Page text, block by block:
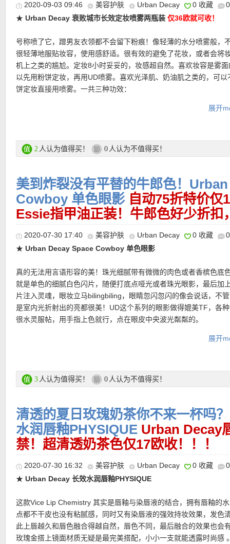
★Flaconi其他优惠码点此查看
提醒一下，购物车里不要同时有特价和正价商品，这样会导致优惠
天内转账就行
★ 新用户全场大部分正价商品15%优惠码 ：SEPT15NEW，最低
★ 新老用户全场85折优惠码：FALL15，最低消费39欧，不可和其
惠码叠加，有效期至9月13日！
★ 购物满59欧输入优惠码：3VON10 ，赠品十选三，有效期至9月
★ 购物满59欧输入优惠码：TVTIME，免费送12个月TVNOW会员
至9月13日！
★【Douglas大量给力赠品优惠码见此】
★【Douglas中文图文导购教程 点击这里查看】
2020-09-03 09:46 美容护肤 Urban Decay 0 收藏
★ Urban Decay 衰败城市长效定妆喷雾两瓶装 仅36欧就可收！
号称喷了它，蹭男友衣领都不会留下粉痕！像轻薄的水分喷雾般，
很轻薄地服贴妆容，使用感舒适。很有效的避免了花妆，或者会将
机上之类的尴尬。定妆8小时妥妥的，妆感超自然。喜欢妆容是雾
以先用粉饼定妆，再用UD喷雾。喜欢光泽肌、奶油肌之类的，可以
饼定妆直接用喷雾。一共三种功效：
All-Nighter – 普通款，也是最受欢迎的款，对应原来的紫盖喷雾，
Chill – 清凉感，喷上脸会感觉凉凉的，天热的时候可用。
购买链接在此
更多Urban Decay产品购买链接在此
PREMIUMDEUTAO
★ 邮费：全场满30欧德国境内免邮（普通快递），可直邮瑞士、荷
地利等地区，邮费详情请参考网站信息。
★ 退货：14天内无理由退货
★ 【Lookfantastic网站中文图文购物教程点击此处】
展开
2 人认为值得买！ 0 人认为不值得买！
美到炸裂没有平替的牛郎色！
Cowboy 单色眼影 自动75折特价仅
Essie指甲油正装！牛郎色好少折扣
2020-07-30 17:40 美容护肤 Urban Decay 0 收藏
★ Urban Decay Space Cowboy 单色眼影
真的无法用言语形容的美！珠光细腻带有微微的肉色或者香槟色底
就是单色的细腻白色闪片，随便打底点哑光或者珠光眼影，最后加
片注入灵魂，眼妆立马bilingbiling，眼睛忽闪忽闪的像会说话，不
是室内光折射出的亮都很美！UD这个系列的眼影做得媲美TF，各
很水灵服帖，用手指上色就行，点在眼皮中央波光粼粼的。
更多资生堂产品购买链接在此
买就送Essie指甲油正装！：
★折扣优惠码（仅限正价商品有效，无最低消费）点此查看
展开
3 人认为值得买！ 0 人认为不值得买！
清透的夏日玫瑰奶茶你不来一杯吗
水润唇釉PHYSIQUE Urban Decay
禁！超清透奶茶色仅17欧收！！！
2020-07-30 16:32 美容护肤 Urban Decay 0 收藏
★ Urban Decay 长效水润唇釉PHYSIQUE
这款Vice Lip Chemistry 其实是唇釉与染唇液的结合，拥有唇釉的
点都不干皮也没有粘腻感，同时又有染唇液的强效持妆效果，发色
此上唇越久和唇色融合得越自然，唇色不同，最后融合的效果也会
玫瑰金搭上镜面材质无疑是最完美搭配，小小一支就能透露时尚感